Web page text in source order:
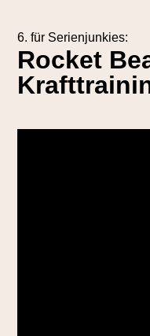
6. für Serienjunkies:
Rocket